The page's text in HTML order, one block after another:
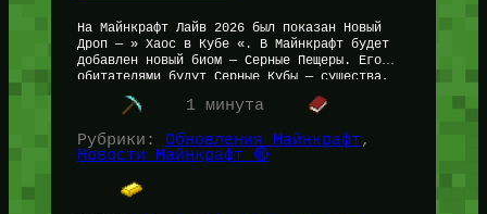
На Майнкрафт Лайв 2026 был показан Новый
Дроп — » Хаос в Кубе «. В Майнкрафт будет
добавлен новый биом — Серные Пещеры. Его
обитателями будут Серные Кубы — существа,…
1 минута
Рубрики: Обновления Майнкрафт
Новости Майнкрафт 🔴